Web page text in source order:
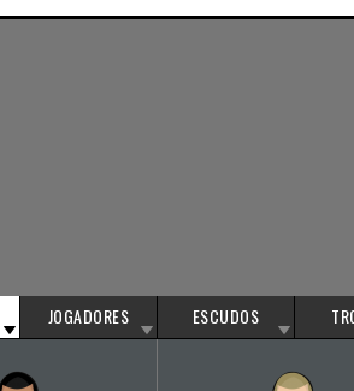
JOGADORES ESCUDOS